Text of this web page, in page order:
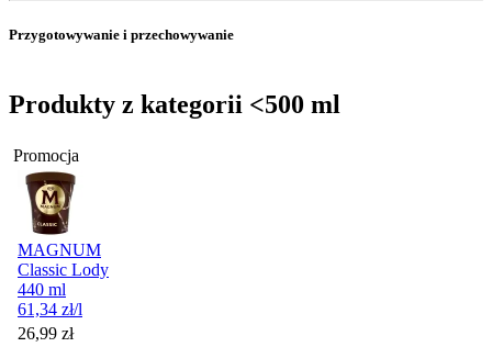
Przygotowywanie i przechowywanie
Produkty z kategorii <500 ml
Promocja
MAGNUM
Classic Lody
440 ml
61,34 zł/l
Cena promocyjna
26,99 zł